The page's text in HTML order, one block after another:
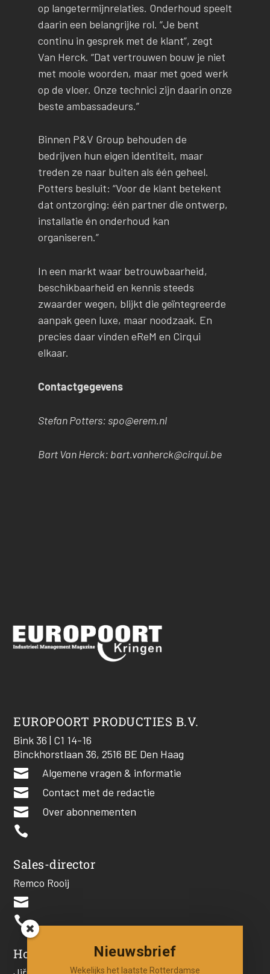
op langetermijnrelaties. Onderhoud speelt
daarin een belangrijke rol. “Je bent
continu in gesprek met de klant”, zegt
Van Herck. “Dat vertrouwen bouw je niet
met mooie woorden, maar met goed werk
op de vloer. Onze technici zijn daarin onze
beste ambassadeurs.”
Binnen P&V Group behouden de
bedrijven hun eigen identiteit, maar
treden ze naar buiten als één geheel.
Potters besluit: “Voor de klant betekent
dat ontzorging: één partner die ontwerp,
installatie én onderhoud kan
organiseren.”
In een markt waar betrouwbaarheid,
beschikbaarheid en kennis steeds
zwaarder wegen, blijkt die geïntegreerde
aanpak geen luxe, maar noodzaak. En
precies daar vinden eReM en Cirqui
elkaar.
Contactgegevens
Stefan Potters: spo@erem.nl
Bart Van Herck: bart.vanherck@cirqui.be
EUROPOORT PRODUCTIES B.V.
Bink 36 | C1 14-16
Binckhorstlaan 36, 2516 BE Den Haag
 Algemene vragen & informatie
 Contact met de redactie
 Over abonnementen

Sales-director
Remco Rooij


HoofdredacteurNieuwsbrief
Wekelijks het laatste Rotterdamse